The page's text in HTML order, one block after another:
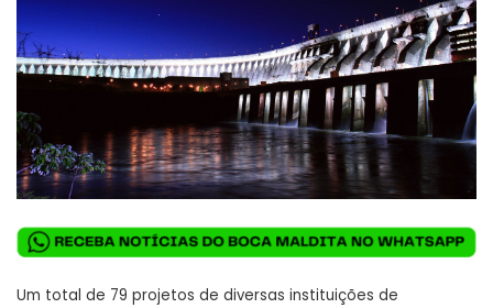
Um total de 79 projetos de diversas instituições de